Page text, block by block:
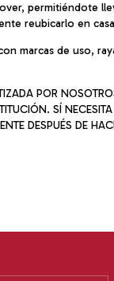
permitiéndote
reubicarlo en
marcas de uso,
POR
SÍ
DESPUÉS DE